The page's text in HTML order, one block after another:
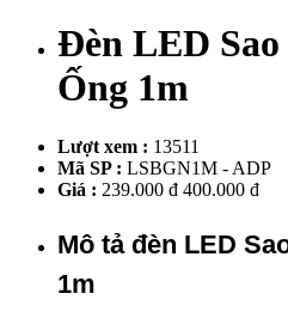
Đèn LED
Ống 1m
Lượt xem : 13511
Mã SP : LSBGN1M - ADP
Giá : 239.000 đ 400.000 đ
Mô tả đèn LED
1m